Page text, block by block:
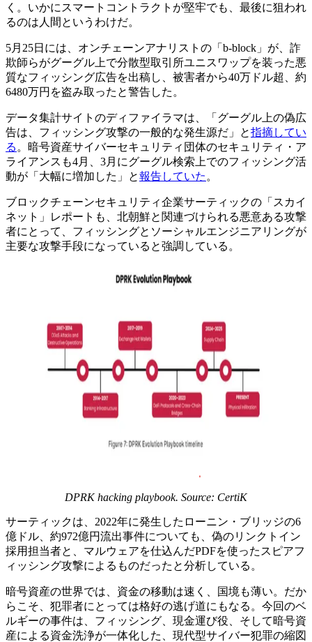
く。いかにスマートコントラクトが堅牢でも、最後に狙われ
るのは人間というわけだ。
5月25日には、オンチェーンアナリストの「b-block」が、詐
欺師らがグーグル上で分散型取引所ユニスワップを装った悪
質なフィッシング広告を出稿し、被害者から40万ドル超、約
6480万円を盗み取ったと警告した。
データ集計サイトのディファイラマは、「グーグル上の偽広
告は、フィッシング攻撃の一般的な発生源だ」と指摘してい
る 。暗号資産サイバーセキュリティ団体のセキュリティ・ア
ライアンスも4月、3月にグーグル検索上でのフィッシング活
動が「大幅に増加した」と報告していた 。
ブロックチェーンセキュリティ企業サーティックの「スカイ
ネット」レポートも、北朝鮮と関連づけられる悪意ある攻撃
者にとって、フィッシングとソーシャルエンジニアリングが
主要な攻撃手段になっていると強調している。
DPRK hacking playbook. Source: CertiK
サーティックは、2022年に発生したローニン・ブリッジの6
億ドル、約972億円流出事件についても、偽のリンクトイン
採用担当者と、マルウェアを仕込んだPDFを使ったスピアフ
ィッシング攻撃によるものだったと分析している。
暗号資産の世界では、資金の移動は速く、国境も薄い。だか
らこそ、犯罪者にとっては格好の逃げ道にもなる。今回のベ
ルギーの事件は、フィッシング、現金運び役、そして暗号資
産による資金洗浄が一体化した、現代型サイバー犯罪の縮図